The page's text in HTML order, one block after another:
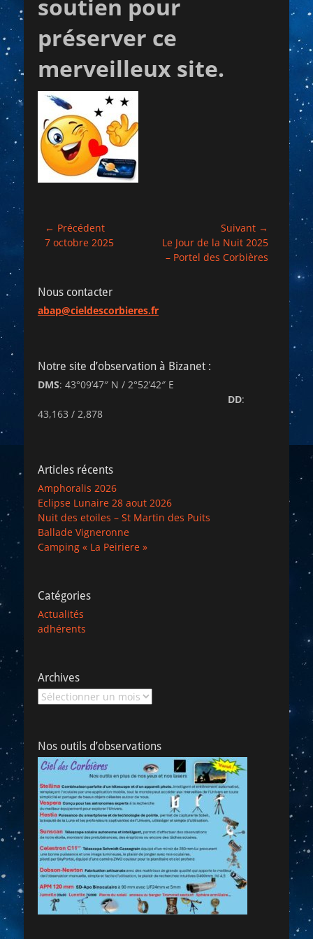
soutien pour
préserver ce
merveilleux site.
Navigation
de
← Précédent
Article
7 octobre 2025
Suivant →
Article
suivant :
Le Jour de la Nuit 2025
– Portel des Corbières
Nous contacter
abap@cieldescorbieres.fr
Notre site d’observation à Bizanet :
DMS: 43°09’47″ N / 2°52’42″ E
DD:
43,163 / 2,878
Articles récents
Amphoralis 2026
Eclipse Lunaire 28 aout 2026
Nuit des etoiles – St Martin des Puits
Ballade Vigneronne
Camping « La Peiriere »
Catégories
Actualités
adhérents
Archives
Archives
Nos outils d’observations